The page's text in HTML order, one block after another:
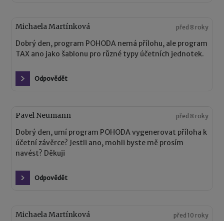
Michaela Martínková před 8 roky
Dobrý den, program POHODA nemá přílohu, ale program
TAX ano jako šablonu pro různé typy účetních jednotek.
Odpovědět
Pavel Neumann před 8 roky
Dobrý den, umí program POHODA vygenerovat příloha k
účetní závěrce? Jestli ano, mohli byste mě prosím
navést? Děkuji
Odpovědět
Michaela Martínková před 10 roky